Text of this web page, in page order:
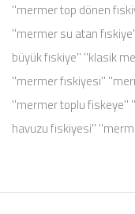
''mermer top dönen
''mermer su atan
büyük fıskiye'' ''klasik
''mermer fıskiyesi''
''mermer toplu fiskeye''
havuzu fıskiyesi''